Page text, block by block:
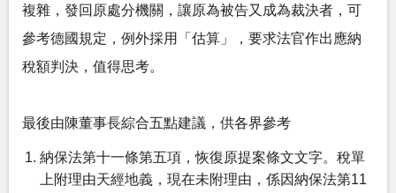
複雜，發回原處分機關，讓原為被告又成為裁決者，可
參考德國規定，例外採用「估算」，要求法官作出應納
稅額判決，值得思考。
最後由陳董事長綜合五點建議，供各界參考
納保法第十一條第五項，恢復原提案條文文字。稅單
上附理由天經地義，現在未附理由，係因納保法第11